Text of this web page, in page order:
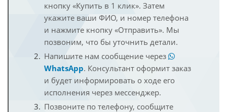
кнопку «Купить в 1 клик». Затем
укажите ваши ФИО, и номер телефона
и нажмите кнопку «Отправить». Мы
позвоним, что бы уточнить детали.
Напишите нам сообщение через
WhatsApp. Консультант оформит заказ
и будет информировать о ходе его
исполнения через мессенджер.
Позвоните по телефону, сообщите